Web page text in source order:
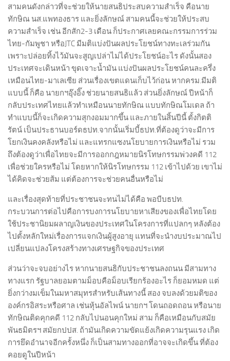
สามคนดังกล่าวที่จะช่วยให้นายสนธิประสบความสำเร็จ คือนาย
ทักษิณ นส.แพทองธาร และยิ่งลักษณ์ สามคนนี้จะช่วยให้ประสบ
ความสำเร็จ เช่น อีกสัก2-3 เดือน ก็ประกาศเลยคณะกรรมการร่วม
ไทย-กัมพูชา หรือJTC มีมติแบ่งปันผลประโยชน์ทางทะเลร่วมกัน
เพราะปล่อยทิ้งไว้มันจะสูญเปล่าไม่ได้ประโยชน์อะไร ดังนั้นสอง
ประเทศจะเดินหน้า ขุดเจาะน้ำมัน แบ่งปันผลประโยชน์คนละครึ่ง
เหมือนไทย-มาเลเซีย ส่วนเรื่องเขตแดนเก็บไว้ก่อน หากครม.มีมติ
แบบนี้ ก็คือ นายกฯอุ๊งอิ๊ง ช่วยนายสนธิแล้ว ส่วนยิ่งลักษณ์ ปีหน้าก็
กลับประเทศไทยแล้วทำเหมือนนายทักษิณ แบบทักษิณโมเดล ถ้า
ทำแบบนี้ก็จะเกิดความสุกงอมมากขึ้น และภายในสิ้นปีนี้ ตั้งกิตติ
รัตน์ เป็นประธานบอร์ดธปท.จากนั้นเริ่มบี้ธปท.ที่ต้องดูว่าจะมีการ
โยกเงินคงคลังหรือไม่ และแทรกแซงนโยบายการเงินหรือไม่ รวม
ถึงต้องดูว่าเพื่อไทยจะมีการออกกฎหมายนิรโทษกรรมพ่วงคดี 112
เพื่อช่วยใครหรือไม่ โดยหากให้นิรโทษกรรม 112 เข้าไปด้วย เขาไม่
ได้คิดจะช่วยส้ม แต่ต้องการจะช่วยคนอื่นหรือไม่
และเรื่องสุดท้ายที่ประชาชนจะทนไม่ได้คือ พอบีบธปท.
กระบวนการต่อไปคือการบงการนโยบายหาเสียงของเพื่อไทยโดย
ใช้ประชานิยมผลาญเงินของประเทศในโครงการที่แปลกๆ หลังต้อง
ไปตั้งหลักใหม่เรื่องการแจกเงินผู้สูงอายุ แทนที่จะนำงบประมาณไป
เปลี่ยนแปลงโครงสร้างทางเศรษฐกิจของประเทศ
ส่วนว่าจะจบอย่างไร หากนายสนธิกับประชาชนลงถนน มีสามทาง
ทางแรก รัฐบาลยอมตามม็อบคือม็อบเรียกร้องอะไร ก็ยอมหมด แต่
ยิ่งกว่างมเข็มในมหาสมุทรสำหรับเส้นทางนี้ สอง จบลงด้วยมติของ
องค์กรอิสระหรือศาล เช่นหุ้นอัลไพน์ นายกฯ โดนถอดถอน หรือนาย
ทักษิณติดคุกคดี 112 กลับไปนอนคุกใหม่ สาม ก็คือเหมือนกับสมัย
พันธมิตรฯ สมัยกปปส. ถ้ามันเกิดความขัดแย้งเกิดความรุนแรง เกิด
การยึดอำนาจอีกครั้งหนึ่ง ก็เป็นสามทางออกที่อาจจะเกิดขึ้น ที่ต้อง
คอยดูในปีหน้า